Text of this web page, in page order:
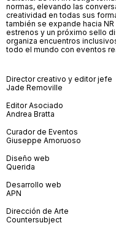
normas, elevando las
creatividad en todas sus
también se expande hacia
estrenos y un próximo sello
organiza encuentros
todo el mundo con eventos
Director creativo y editor jefe
Jade Removille
Editor Asociado
Andrea Bratta
Curador de Eventos
Giuseppe Amoruoso
Diseño web
Querida
Desarrollo web
APN
Dirección de Arte
Countersubject